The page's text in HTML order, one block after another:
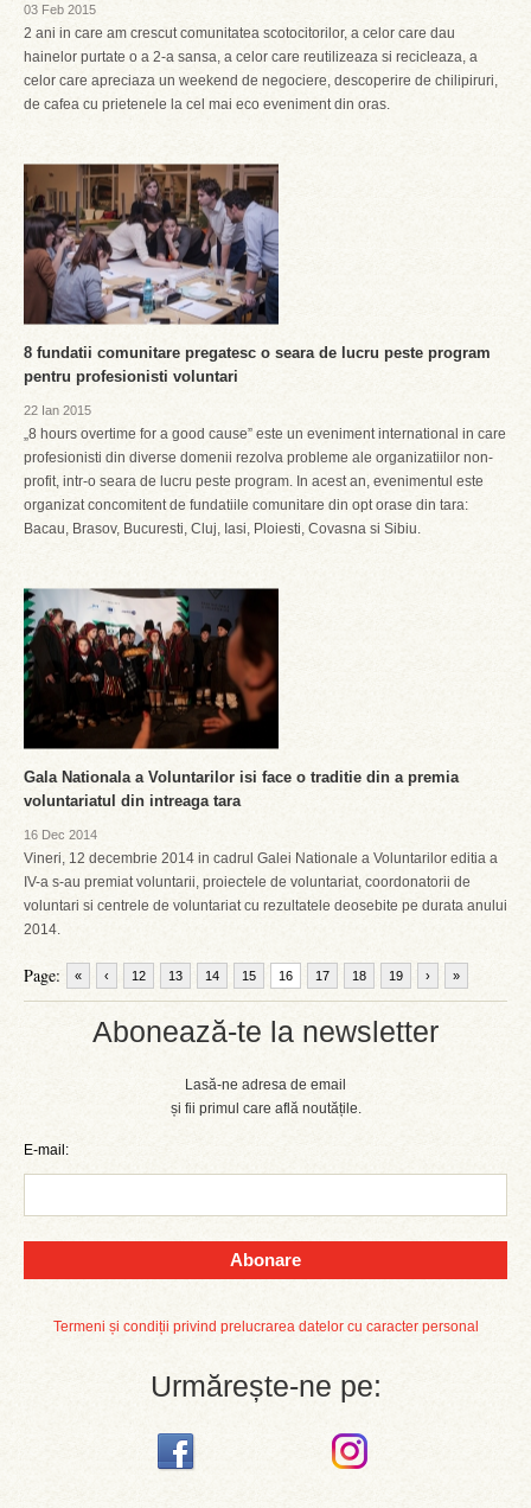
Abonează-te la newsletter
Lasă-ne adresa de email
și fii primul care află noutățile.
E-mail:
Abonare
Termeni și condiții privind prelucrarea datelor cu caracter personal
Urmărește-ne pe:
03 Feb 2015
2 ani in care am crescut comunitatea scotocitorilor, a celor care dau
hainelor purtate o a 2-a sansa, a celor care reutilizeaza si recicleaza, a
celor care apreciaza un weekend de negociere, descoperire de chilipiruri,
de cafea cu prietenele la cel mai eco eveniment din oras.
8 fundatii comunitare pregatesc o seara de lucru peste program
pentru profesionisti voluntari
22 Ian 2015
„8 hours overtime for a good cause” este un eveniment international in care
profesionisti din diverse domenii rezolva probleme ale organizatiilor non-
profit, intr-o seara de lucru peste program. In acest an, evenimentul este
organizat concomitent de fundatiile comunitare din opt orase din tara:
Bacau, Brasov, Bucuresti, Cluj, Iasi, Ploiesti, Covasna si Sibiu.
Gala Nationala a Voluntarilor isi face o traditie din a premia
voluntariatul din intreaga tara
16 Dec 2014
Vineri, 12 decembrie 2014 in cadrul Galei Nationale a Voluntarilor editia a
IV-a s-au premiat voluntarii, proiectele de voluntariat, coordonatorii de
voluntari si centrele de voluntariat cu rezultatele deosebite pe durata anului
2014.
Page: « ‹ 12 13 14 15 16 17 18 19 › »